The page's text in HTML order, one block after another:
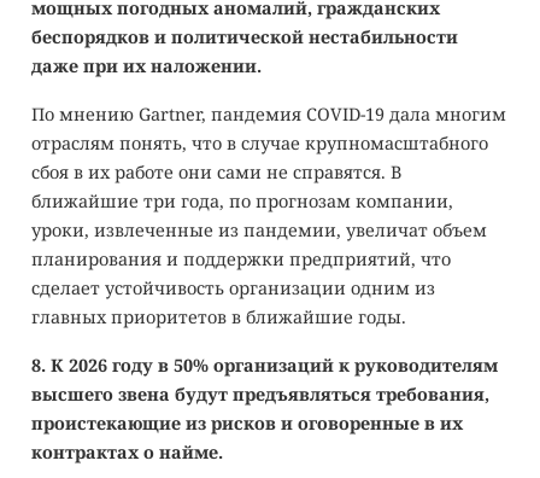
мощных погодных аномалий, гражданских
беспорядков и политической нестабильности
даже при их наложении.
По мнению Gartner, пандемия COVID-19 дала многим
отраслям понять, что в случае крупномасштабного
сбоя в их работе они сами не справятся. В
ближайшие три года, по прогнозам компании,
уроки, извлеченные из пандемии, увеличат объем
планирования и поддержки предприятий, что
сделает устойчивость организации одним из
главных приоритетов в ближайшие годы.
8. К 2026 году в 50% организаций к руководителям
высшего звена будут предъявляться требования,
проистекающие из рисков и оговоренные в их
контрактах о найме.